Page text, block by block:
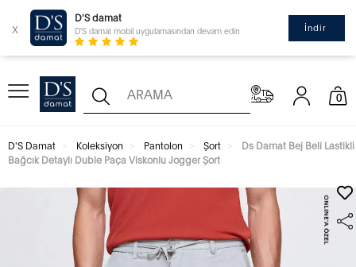
x
D'S damat
D'S damat mobil uygulamasından devam edin İndir
0
D'S Damat Koleksiyon Pantolon Şort
Ds Damat Bej Beli Lastikli
Bağcık Detaylı Duble Paça Viskonlu Jogger Şort